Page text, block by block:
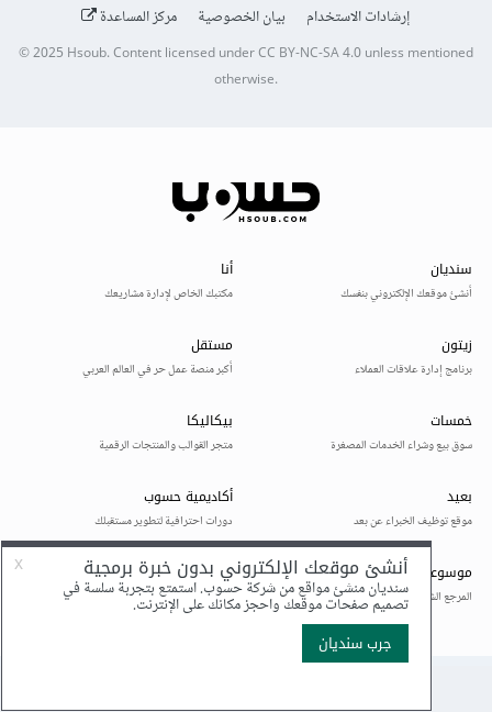
إرشادات الاستخدام
بيان الخصوصية مركز المساعدة
© 2025Hsoub.Content licensed underCC BY-NC-SA 4.0unless mentioned
otherwise.